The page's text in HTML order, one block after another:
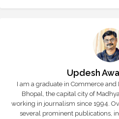
Updesh
I am a graduate in Commerce and
Bhopal, the capital city of
working in journalism since 1994.
several prominent publications,